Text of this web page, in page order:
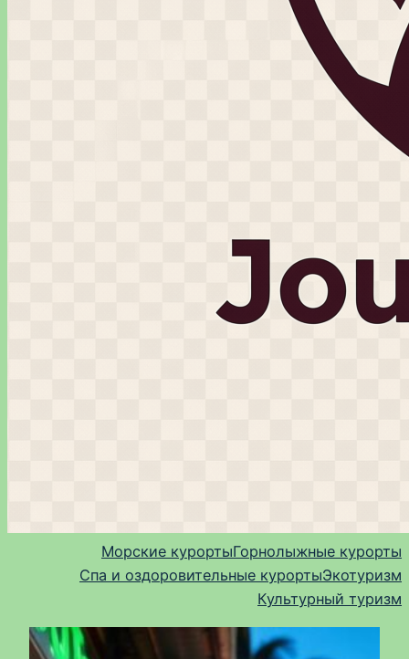
Морские курортыГорнолыжные курорты
Спа и оздоровительные курортыЭкотуризм
Культурный туризм